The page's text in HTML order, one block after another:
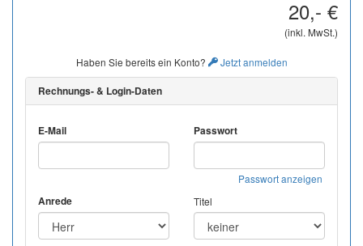
20,- €
(inkl. MwSt.)
Haben Sie bereits ein Konto? Jetzt anmelden
Rechnungs- & Login-Daten
E-Mail Passwort
Passwort anzeigen
Anrede Titel